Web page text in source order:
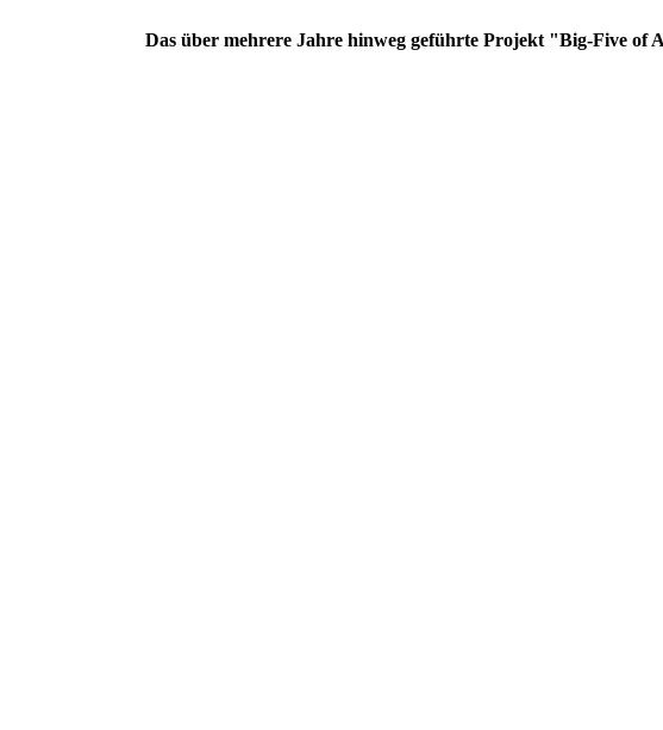
Das über mehrere Jahre hinweg geführte Projekt "Big-Five of